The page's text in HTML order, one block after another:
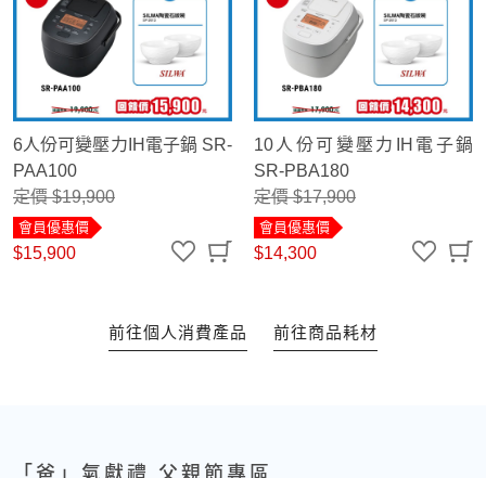
6人份可變壓力IH電子鍋 SR-
PAA100
定價 $19,900
會員優惠價
$15,900
10人份可變壓力IH電子鍋
SR-PBA180
定價 $17,900
會員優惠價
$14,300
前往個人消費產品 前往商品耗材
「爸」氣獻禮 父親節專區